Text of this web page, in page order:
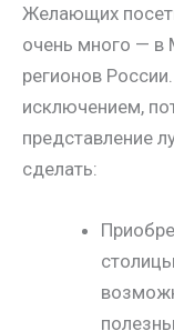
Желающих
очень много — в
регионов
исключением,
представление
сделать: